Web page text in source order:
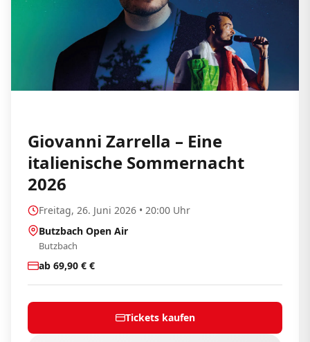
Giovanni Zarrella – Eine
italienische Sommernacht
2026
Freitag, 26. Juni 2026 • 20:00 Uhr
Butzbach Open Air
Butzbach
ab 69,90 € €
Tickets kaufen